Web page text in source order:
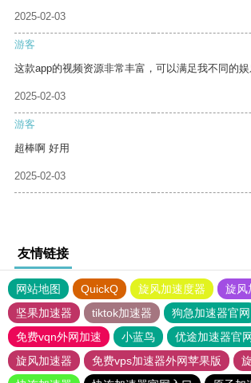
2025-02-03
游客
这款app的视频资源非常丰富，可以满足我不同的娱
2025-02-03
游客
超棒啊 好用
2025-02-03
友情链接
网站地图 QuickQ 旋风加速度器
旋风
坚果加速器
tiktok加速器
狗急加速器官网
免费vqn外网加速
小蓝鸟 优途加速器官
旋风加速器
免费vps加速器外网苹果版